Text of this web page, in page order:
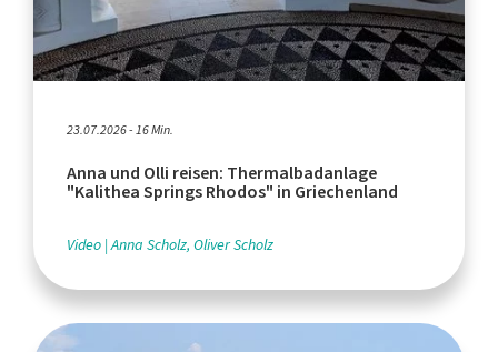
23.07.2026 - 16 Min.
Anna und Olli reisen: Thermalbadanlage
"Kalithea Springs Rhodos" in Griechenland
Video Anna Scholz, Oliver Scholz